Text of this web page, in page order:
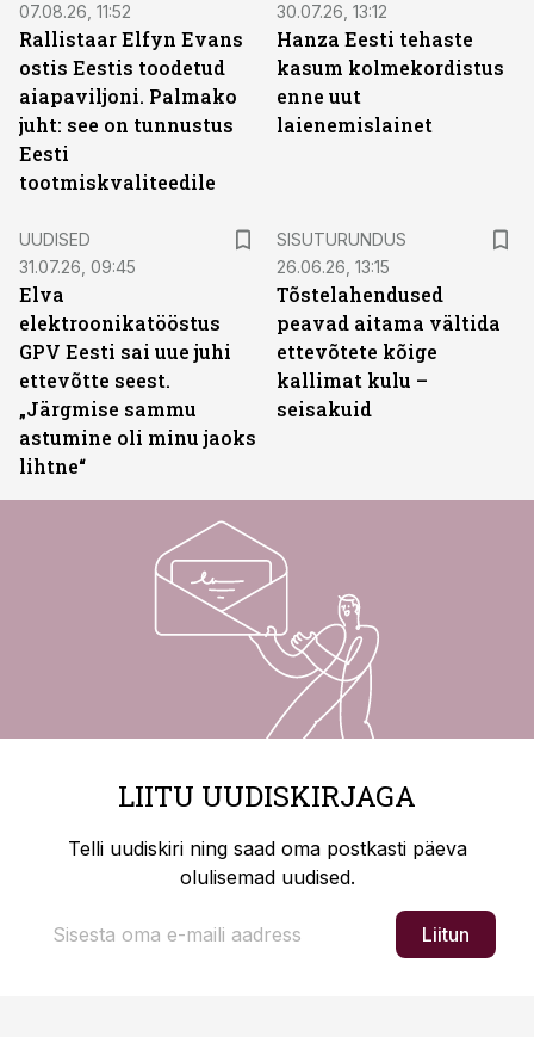
07.08.26, 11:52
Rallistaar Elfyn Evans
ostis Eestis toodetud
aiapaviljoni. Palmako
juht: see on tunnustus
Eesti
tootmiskvaliteedile
30.07.26, 13:12
Hanza Eesti tehaste
kasum kolmekordistus
enne uut
laienemislainet
UUDISED
31.07.26, 09:45
Elva
elektroonikatööstus
GPV Eesti sai uue juhi
ettevõtte seest.
„Järgmise sammu
astumine oli minu jaoks
lihtne“
SISUTURUNDUS
26.06.26, 13:15
Tõstelahendused
peavad aitama vältida
ettevõtete kõige
kallimat kulu –
seisakuid
LIITU UUDISKIRJAGA
Telli uudiskiri ning saad oma postkasti päeva
olulisemad uudised.
Liitun